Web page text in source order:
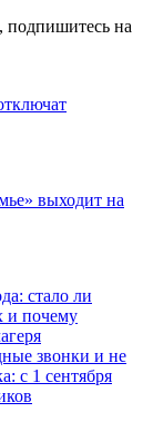
на
выходит на
стало ли
и почему
звонки и не
с 1 сентября